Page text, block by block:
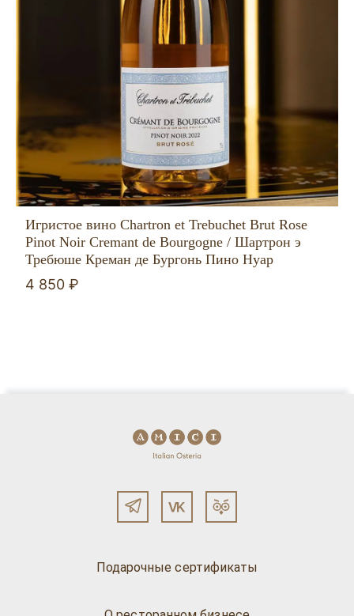
Игристое вино Chartron et Trebuchet Brut Rose
Pinot Noir Cremant de Bourgogne / Шартрон э
Требюше Креман де Бургонь Пино Нуар
4 850 ₽
Подарочные сертификаты